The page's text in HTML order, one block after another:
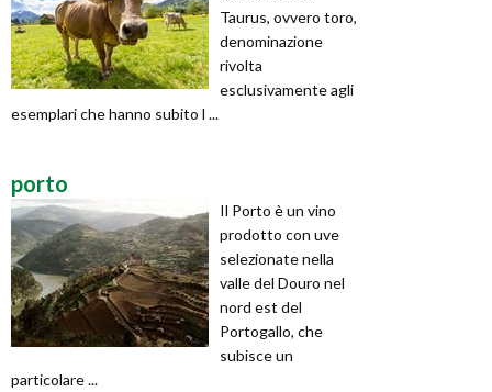
Taurus, ovvero toro,
denominazione
rivolta
esclusivamente agli
esemplari che hanno subito l ...
porto
Il Porto è un vino
prodotto con uve
selezionate nella
valle del Douro nel
nord est del
Portogallo, che
subisce un
particolare ...